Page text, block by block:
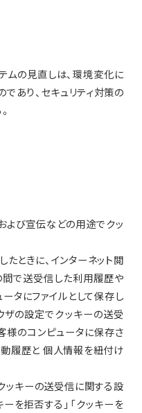
ムの見直しは、環境変化に
あり、セキュリティ対策の
よび宣伝などの用途でクッ
ときに、インターネット閲
間で送受信した利用履歴や
タにファイルとして保存し
ザの設定でクッキーの送受
様のコンピュータに保存さ
履歴と 個人情報を紐付け
ッキーの送受信に関する設
を拒否する」「クッキーを